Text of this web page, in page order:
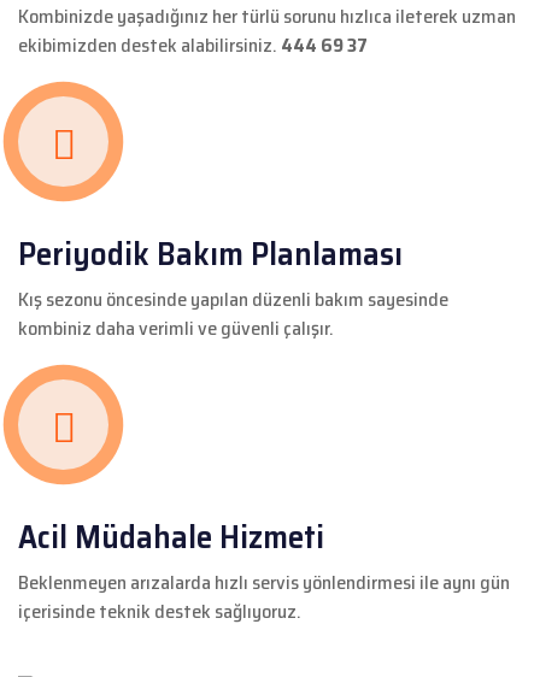
Kombinizde yaşadığınız her türlü sorunu hızlıca ileterek uzman
ekibimizden destek alabilirsiniz. 444 69 37
Periyodik Bakım Planlaması
Kış sezonu öncesinde yapılan düzenli bakım sayesinde
kombiniz daha verimli ve güvenli çalışır.
Acil Müdahale Hizmeti
Beklenmeyen arızalarda hızlı servis yönlendirmesi ile aynı gün
içerisinde teknik destek sağlıyoruz.